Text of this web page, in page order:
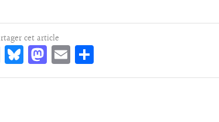
cet article
Li
n
Bl
ue
M
as
E
m rt